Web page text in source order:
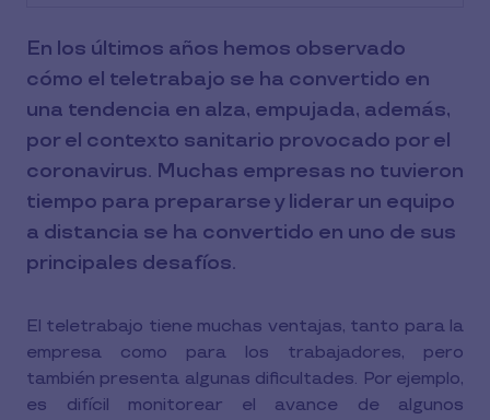
En los últimos años hemos observado
cómo el teletrabajo se ha convertido en
una tendencia en alza, empujada, además,
por el contexto sanitario provocado por el
coronavirus. Muchas empresas no tuvieron
tiempo para prepararse y liderar un equipo
a distancia se ha convertido en uno de sus
principales desafíos.
El teletrabajo tiene muchas ventajas, tanto para la
empresa como para los trabajadores, pero
también presenta algunas dificultades. Por ejemplo,
es difícil monitorear el avance de algunos